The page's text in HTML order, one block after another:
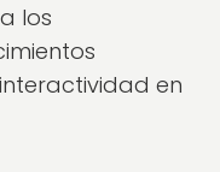
los
en